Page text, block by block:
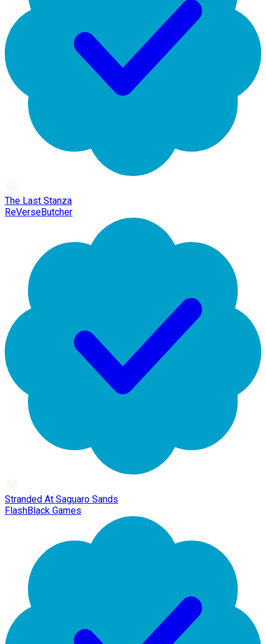
The Last Stanza
ReVerseButcher
Stranded At Saguaro Sands
FlashBlack Games